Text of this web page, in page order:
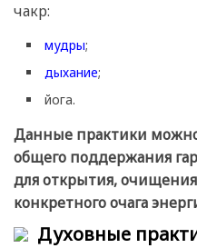
чакр:
мудры;
дыхание;
йога.
Данные практики можно
общего поддержания
для открытия,
конкретного очага
Духовные